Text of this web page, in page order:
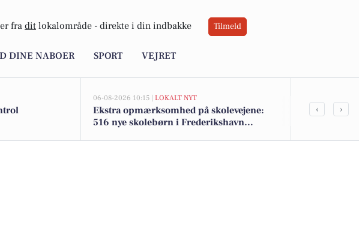
fra dit lokalområde - direkte i din indbakke Tilmeld
DINE NABOER SPORT VEJRET
06-08-2026 10:15 | LOKALT NYT
Ekstra opmærksomhed på skolevejene:
516 nye skolebørn i Frederikshavn
‹ ›